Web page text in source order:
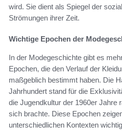
wird. Sie dient als Spiegel der
Strömungen ihrer Zeit.
Wichtige Epochen der
In der Modegeschichte gibt es
Epochen, die den Verlauf der
maßgeblich bestimmt haben. Die
Jahrhundert stand für die
die Jugendkultur der 1960er Jahre
sich brachte. Diese Epochen
unterschiedlichen Kontexten